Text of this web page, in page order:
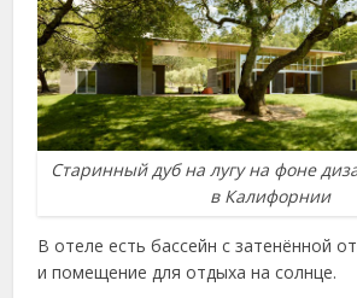
Старинный дуб на лугу на фоне
в Калифорнии
В отеле есть бассейн с затенённой
и помещение для отдыха на солнце.